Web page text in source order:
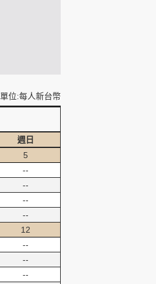
單位:每人新台幣
週日
5
--
--
--
--
12
--
--
--